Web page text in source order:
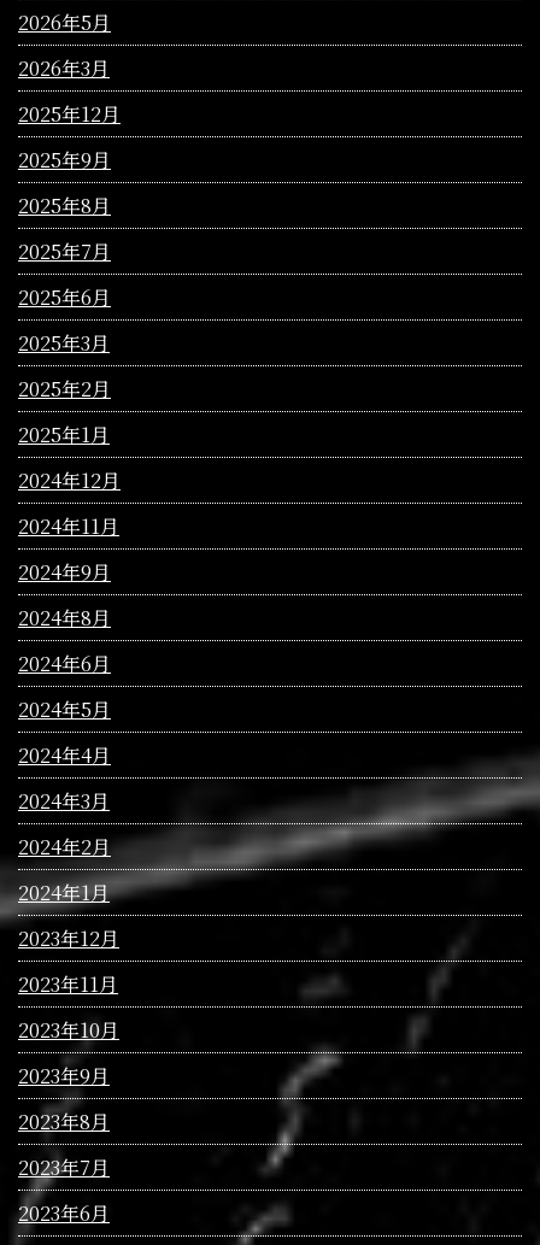
2026年5月
2026年3月
2025年12月
2025年9月
2025年8月
2025年7月
2025年6月
2025年3月
2025年2月
2025年1月
2024年12月
2024年11月
2024年9月
2024年8月
2024年6月
2024年5月
2024年4月
2024年3月
2024年2月
2024年1月
2023年12月
2023年11月
2023年10月
2023年9月
2023年8月
2023年7月
2023年6月